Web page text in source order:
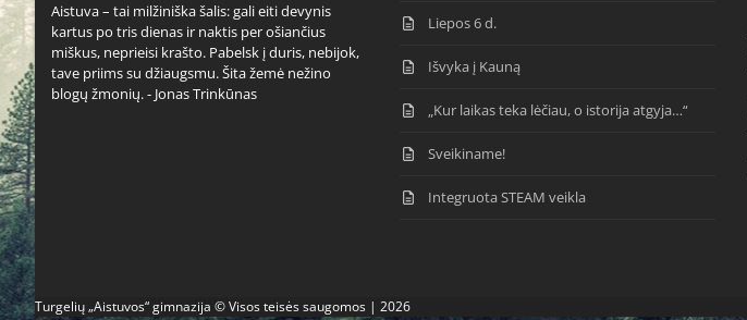
Aistuva – tai milžiniška šalis: gali eiti devynis
kartus po tris dienas ir naktis per ošiančius
miškus, neprieisi krašto. Pabelsk į duris, nebijok,
tave priims su džiaugsmu. Šita žemė nežino
blogų žmonių. - Jonas Trinkūnas
Liepos 6 d.
Išvyka į Kauną
„Kur laikas teka lėčiau, o istorija atgyja…“
Sveikiname!
Integruota STEAM veikla
Turgelių „Aistuvos“ gimnazija © Visos teisės saugomos | 2026